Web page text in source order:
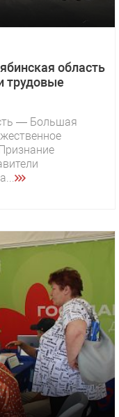
область
трудовые
— Большая